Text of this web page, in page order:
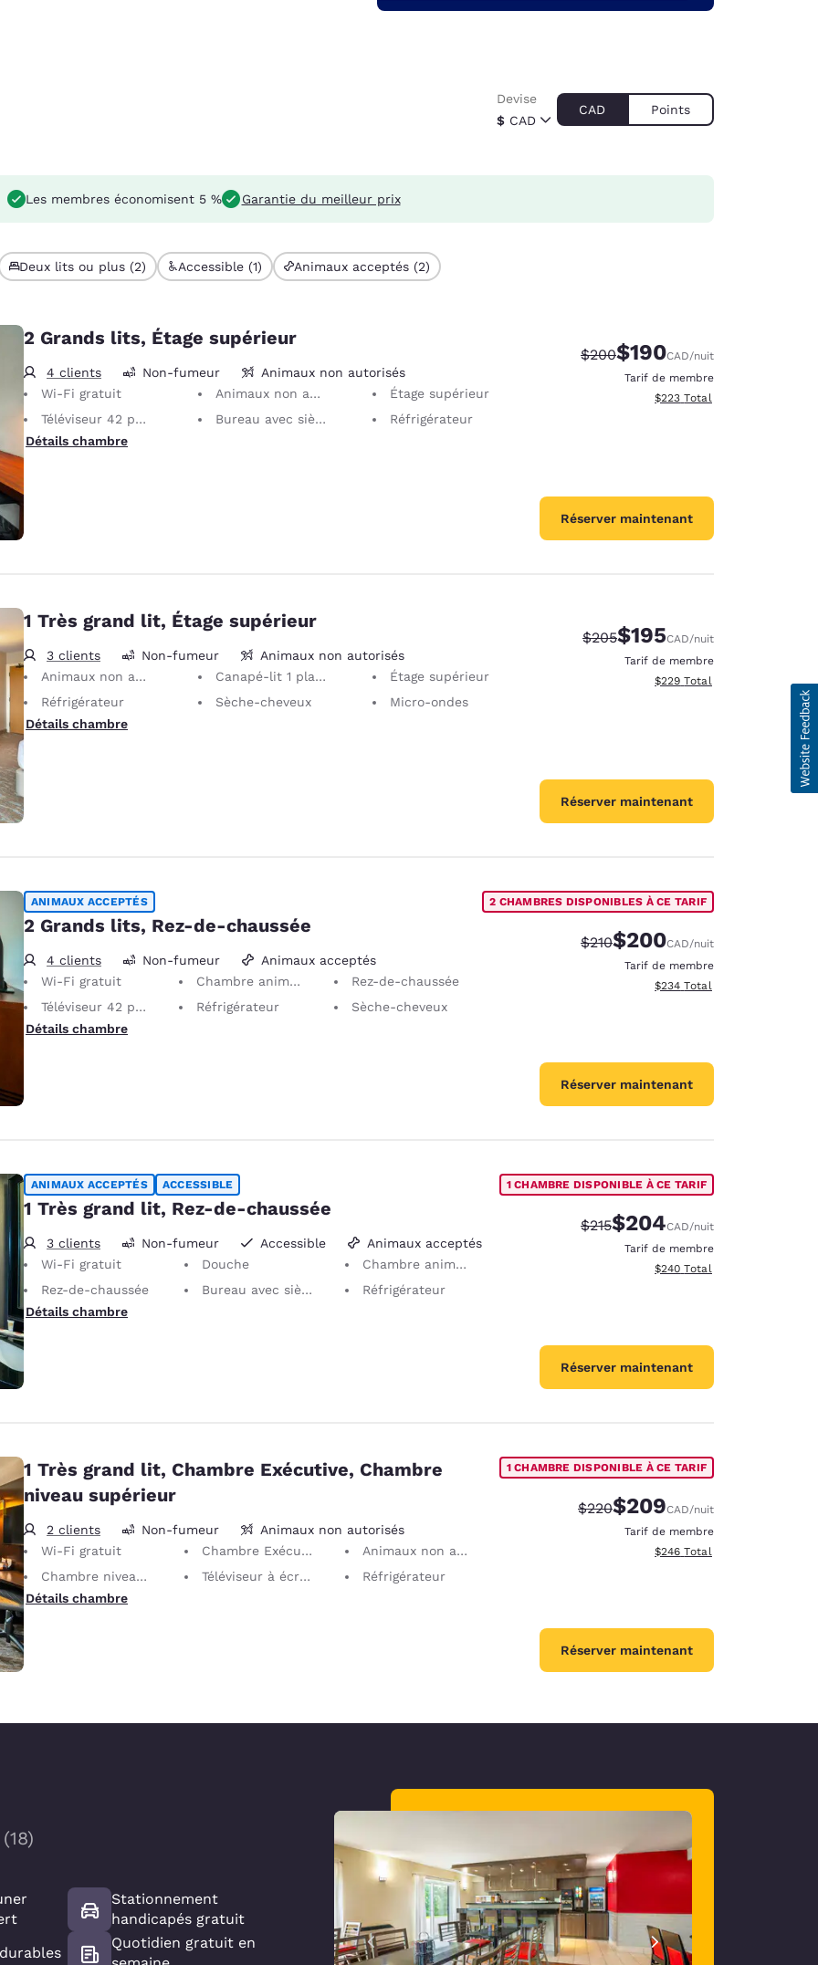
$ CAD
Devise
CAD Points
Les membres économisent 5 % Garantie du meilleur prix
Deux lits ou plus (2) Accessible (1) Animaux acceptés (2)
2 Grands lits, Étage supérieur
4 clients Non-fumeur
Animaux non autorisés
Wi-Fi gratuit
Animaux non autorisés
Étage supérieur
Téléviseur 42 pouces
Bureau avec siège ergonomique
Réfrigérateur
Détails chambre
Tarif barré :
$200Tarif réduit :
$190CAD/nuit
Tarif de membre
Afficher les détails totaux
$223 Total
Réserver maintenant
1 Très grand lit, Étage supérieur
3 clients Non-fumeur
Animaux non autorisés
Animaux non autorisés
Canapé-lit 1 place
Étage supérieur
Réfrigérateur
Sèche-cheveux
Micro-ondes
Détails chambre
Tarif barré :
$205Tarif réduit :
$195CAD/nuit
Tarif de membre
Afficher les détails totaux
$229 Total
Réserver maintenant
ANIMAUX ACCEPTÉS
2 Grands lits, Rez-de-chaussée
4 clients Non-fumeur
Animaux acceptés
Wi-Fi gratuit
Chambre animaux acceptés
Rez-de-chaussée
Téléviseur 42 pouces
Réfrigérateur
Sèche-cheveux
Détails chambre
2 CHAMBRES DISPONIBLES À CE TARIF
Tarif barré :
$210Tarif réduit :
$200CAD/nuit
Tarif de membre
Afficher les détails totaux
$234 Total
Réserver maintenant
ANIMAUX ACCEPTÉS ACCESSIBLE
1 Très grand lit, Rez-de-chaussée
3 clients Non-fumeur Accessible
Animaux acceptés
Wi-Fi gratuit
Douche
Chambre animaux acceptés
Rez-de-chaussée
Bureau avec siège ergonomique
Réfrigérateur
Détails chambre
1 CHAMBRE DISPONIBLE À CE TARIF
Tarif barré :
$215Tarif réduit :
$204CAD/nuit
Tarif de membre
Afficher les détails totaux
$240 Total
Réserver maintenant
1 Très grand lit, Chambre Exécutive, Chambre
niveau supérieur
2 clients Non-fumeur
Animaux non autorisés
Wi-Fi gratuit
Chambre Exécutive
Animaux non autorisés
Chambre niveau supérieur
Téléviseur à écran plat
Réfrigérateur
Détails chambre
1 CHAMBRE DISPONIBLE À CE TARIF
Tarif barré :
$220Tarif réduit :
$209CAD/nuit
Tarif de membre
Afficher les détails totaux
$246 Total
Réserver maintenant
(18)
Stationnement
handicapés gratuit
Quotidien gratuit en